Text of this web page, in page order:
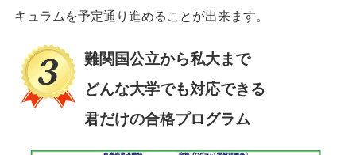
キュラムを予定通り進めることが出来ます。
難関国公立から私大まで
どんな大学でも対応できる
君だけの合格プログラム